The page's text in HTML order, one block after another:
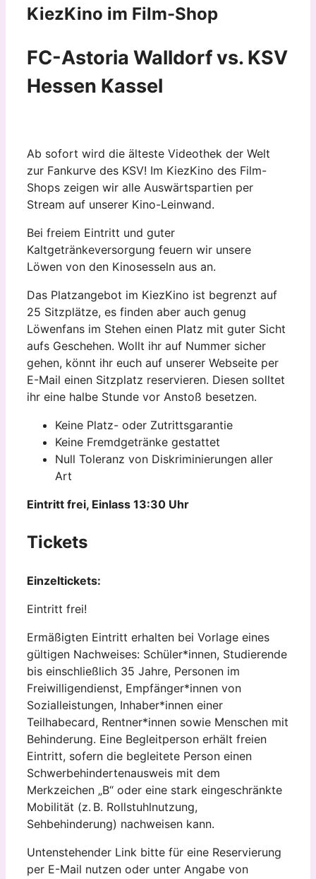
KiezKino im Film-Shop
FC-Astoria Walldorf vs. KSV
Hessen Kassel
Ab sofort wird die älteste Videothek der Welt
zur Fankurve des KSV! Im KiezKino des Film-
Shops zeigen wir alle Auswärtspartien per
Stream auf unserer Kino-Leinwand.
Bei freiem Eintritt und guter
Kaltgetränkeversorgung feuern wir unsere
Löwen von den Kinosesseln aus an.
Das Platzangebot im KiezKino ist begrenzt auf
25 Sitzplätze, es finden aber auch genug
Löwenfans im Stehen einen Platz mit guter Sicht
aufs Geschehen. Wollt ihr auf Nummer sicher
gehen, könnt ihr euch auf unserer Webseite per
E-Mail einen Sitzplatz reservieren. Diesen solltet
ihr eine halbe Stunde vor Anstoß besetzen.
Keine Platz- oder Zutrittsgarantie
Keine Fremdgetränke gestattet
Null Toleranz von Diskriminierungen aller
Art
Eintritt frei, Einlass 13:30 Uhr
Tickets
Einzeltickets:
Eintritt frei!
Ermäßigten Eintritt erhalten bei Vorlage eines
gültigen Nachweises: Schüler*innen, Studierende
bis einschließlich 35 Jahre, Personen im
Freiwilligendienst, Empfänger*innen von
Sozialleistungen, Inhaber*innen einer
Teilhabecard, Rentner*innen sowie Menschen mit
Behinderung. Eine Begleitperson erhält freien
Eintritt, sofern die begleitete Person einen
Schwerbehindertenausweis mit dem
Merkzeichen „B“ oder eine stark eingeschränkte
Mobilität (z. B. Rollstuhlnutzung,
Sehbehinderung) nachweisen kann.
Untenstehender Link bitte für eine Reservierung
per E-Mail nutzen oder unter Angabe von